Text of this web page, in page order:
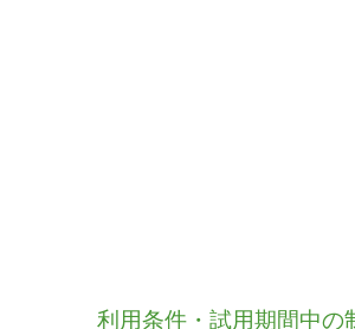
利用条件・試用期間中の